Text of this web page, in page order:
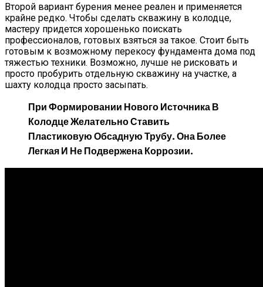
Второй вариант бурения менее реален и применяется
крайне редко. Чтобы сделать скважину в колодце,
мастеру придется хорошенько поискать
профессионалов, готовых взяться за такое. Стоит быть
готовым к возможному перекосу фундамента дома под
тяжестью техники. Возможно, лучше не рисковать и
просто пробурить отдельную скважину на участке, а
шахту колодца просто засыпать.
При Формировании Нового Источника В
Колодце Желательно Ставить
Пластиковую Обсадную Трубу. Она Более
Легкая И Не Подвержена Коррозии.